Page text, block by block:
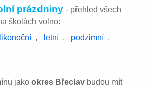
prázdniny- přehled všech
školách volno:
, letní , podzimní ,
jakookres Břeclav budou mít